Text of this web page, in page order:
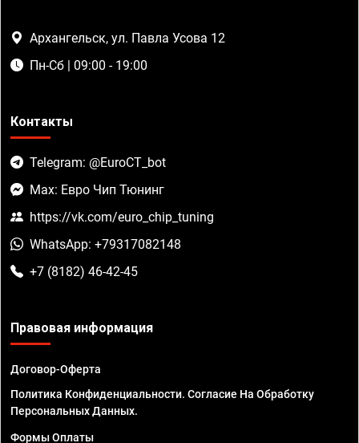
Архангельск, ул. Павла Усова 12
Пн-Сб | 09:00 - 19:00
Контакты
Telegram: @EuroCT_bot
Max: Евро Чип Тюнинг
https://vk.com/euro_chip_tuning
WhatsApp: +79317082148
+7 (8182) 46-42-45
Правовая информация
Договор-Оферта
Политика Конфиденциальности. Согласие На Обработку
Персональных Данных.
Формы Оплаты